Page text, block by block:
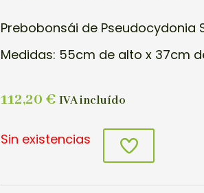
Prebobonsái de Pseudocydonia
Medidas: 55cm de alto x 37cm
112,20€ IVA incluído
Sin existencias